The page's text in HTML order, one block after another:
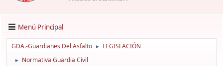
Menú Principal
GDA.-Guardianes Del Asfalto ► LEGISLACIÓN
► Normativa Guardia Civil